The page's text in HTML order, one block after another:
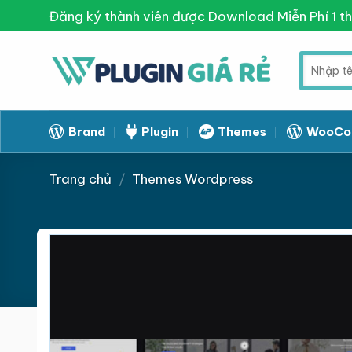
to
Đăng ký thành viên được Download Miễn Phí 1
Tìm
kiếm:
Brand Plugin Themes
Trang chủ / Themes Wordpress
Giảm giá!